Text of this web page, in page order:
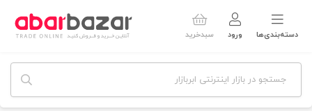
دسته‌بندی‌ها ورود سبدخرید